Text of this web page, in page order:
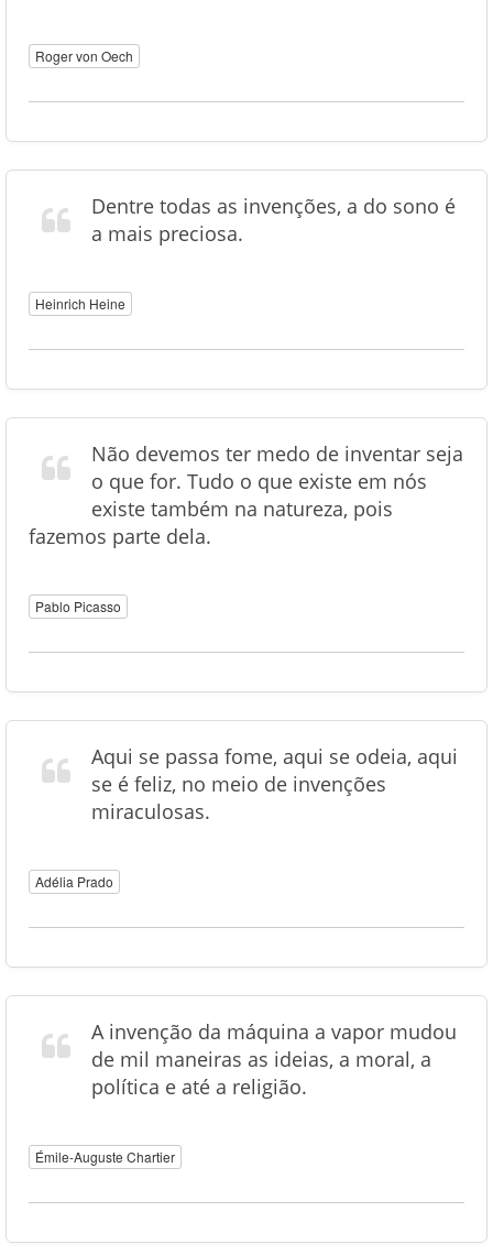
Roger von Oech
Dentre todas as invenções, a do sono é
a mais preciosa.
Heinrich Heine
Não devemos ter medo de inventar seja
o que for. Tudo o que existe em nós
existe também na natureza, pois
fazemos parte dela.
Pablo Picasso
Aqui se passa fome, aqui se odeia, aqui
se é feliz, no meio de invenções
miraculosas.
Adélia Prado
A invenção da máquina a vapor mudou
de mil maneiras as ideias, a moral, a
política e até a religião.
Émile-Auguste Chartier